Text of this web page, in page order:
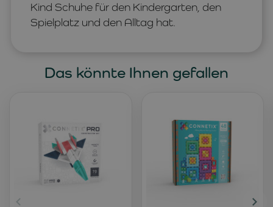
Kind Schuhe für den Kindergarten, den
Spielplatz und den Alltag hat.
Das könnte Ihnen gefallen